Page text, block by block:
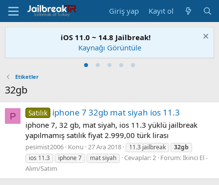
Giriş yap Kayıt ol
iOS 11.0 ~ 14.8 Jailbreak!
Kaynağı Görüntüle
Etiketler
32gb
P Satılık iphone 7 32gb mat siyah ios 11.3
iphone 7, 32 gb, mat siyah, ios 11.3 yüklü jailbreak
yapılmamış satılık fiyat 2.999,00 türk lirası
pesimist2006 Konu 27 Ara 2018 11.3 jailbreak
32gb
ios 11.3
iphone 7 mat siyah Cevaplar: 2 Forum:İkinci El -
Alım/Satım